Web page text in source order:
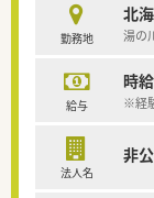
勤務地
北
湯の
給与
時
※経
法人名
非